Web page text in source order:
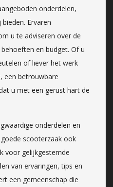
onderdelen,
Ervaren
u te adviseren over de
en budget. Of u
of liever het werk
een betrouwbare
u met een gerust hart de
onderdelen en
scooterzaak ook
voor gelijkgestemde
van ervaringen, tips en
een gemeenschap die